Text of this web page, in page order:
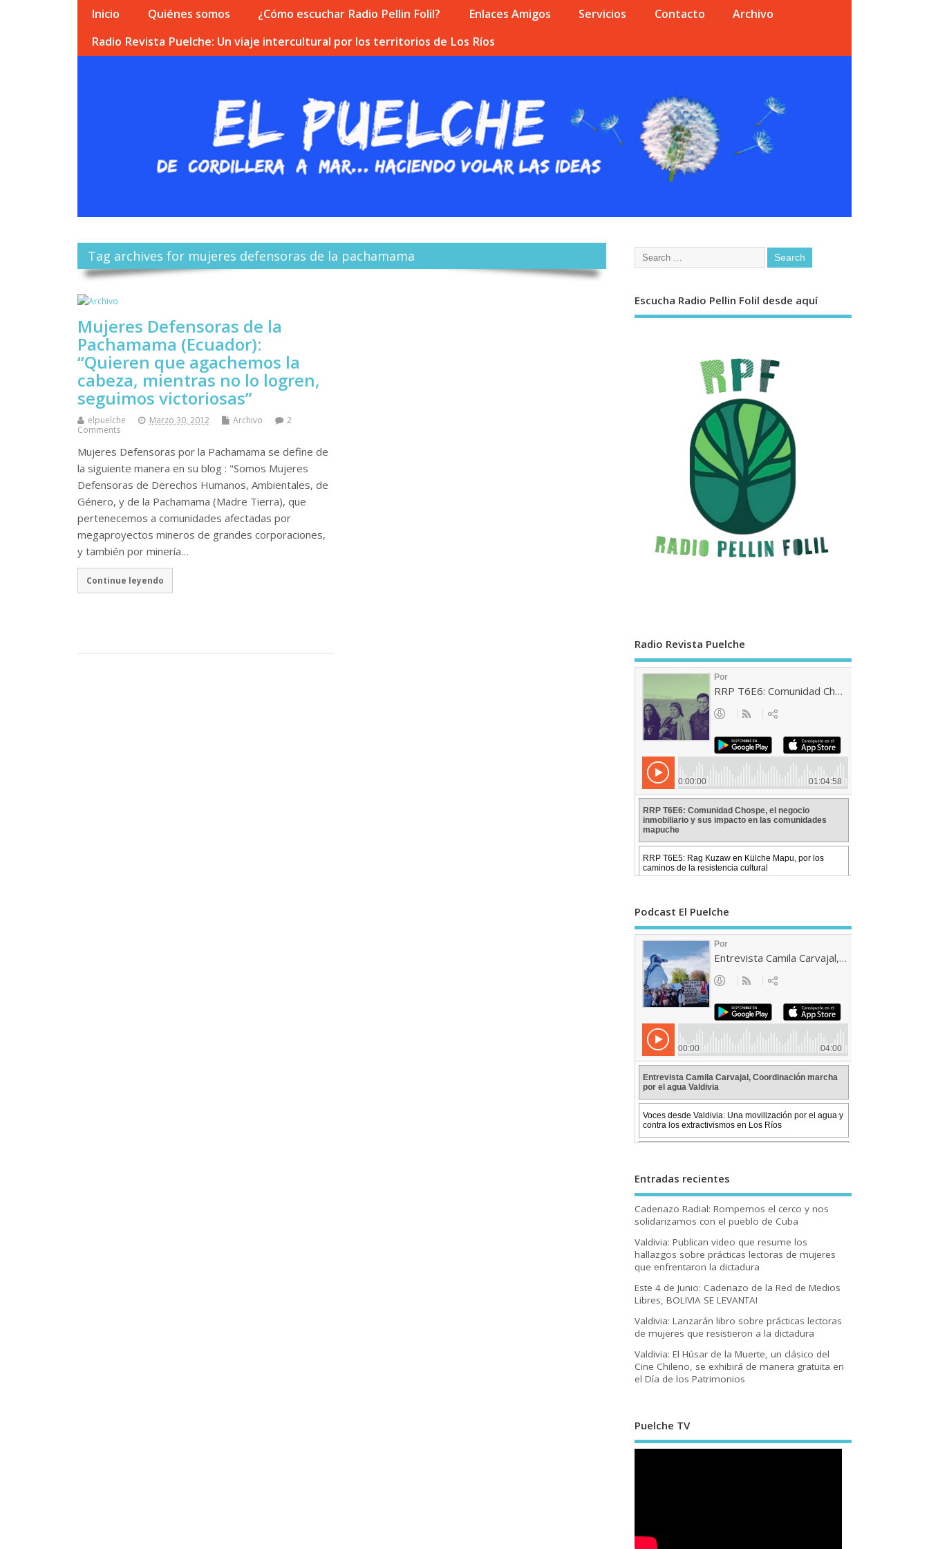
Inicio Quiénes somos ¿Cómo escuchar Radio Pellin Folil? Enlaces Amigos Servicios Contacto
Archivo
Radio Revista Puelche: Un viaje intercultural por los territorios de Los Ríos
Tag archives for mujeres defensoras de la pachamama
Mujeres Defensoras de la
Pachamama (Ecuador):
“Quieren que agachemos la
cabeza, mientras no lo logren,
seguimos victoriosas”
elpuelche Marzo 30, 2012 Archivo
2
Comments
Mujeres Defensoras por la Pachamama se define de
la siguiente manera en su blog : "Somos Mujeres
Defensoras de Derechos Humanos, Ambientales, de
Género, y de la Pachamama (Madre Tierra), que
pertenecemos a comunidades afectadas por
megaproyectos mineros de grandes corporaciones,
y también por minería…
Continue leyendo
Escucha Radio Pellin Folil desde aquí
Radio Revista Puelche
Podcast El Puelche
Entradas recientes
Cadenazo Radial: Rompemos el cerco y nos
solidarizamos con el pueblo de Cuba
Valdivia: Publican video que resume los
hallazgos sobre prácticas lectoras de mujeres
que enfrentaron la dictadura
Este 4 de Junio: Cadenazo de la Red de Medios
Libres, BOLIVIA SE LEVANTA!
Valdivia: Lanzarán libro sobre prácticas lectoras
de mujeres que resistieron a la dictadura
Valdivia: El Húsar de la Muerte, un clásico del
Cine Chileno, se exhibirá de manera gratuita en
el Día de los Patrimonios
Puelche TV